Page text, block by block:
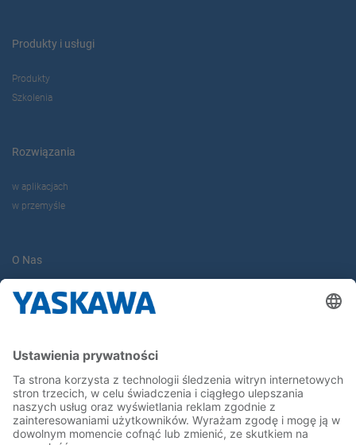
Produkty i usługi
Produkty
Szkolenia
Rozwiązania
w aplikacjach
w przemyśle
O Nas
Yaskawa Europe Gmbh
Yaskawa Polska
Kariera